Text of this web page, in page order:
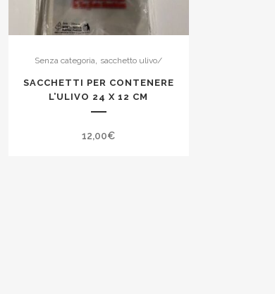
Senza categoria sacchetto ulivo/
SACCHETTI PER CONTENERE
L’ULIVO 24 X 12 CM
12,00€